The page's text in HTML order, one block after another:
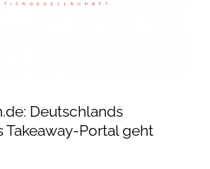
Deutschlands
Takeaway-Portal geht